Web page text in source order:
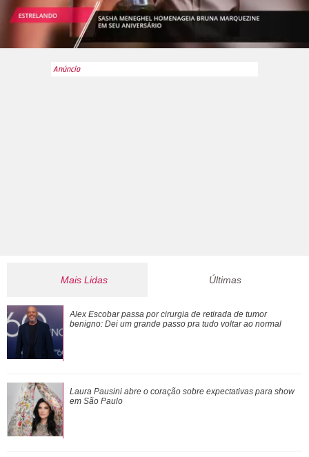
Mais Lidas
Verdadeiras xérox! Confira mães e filhas famosas que são
super parecidas
Mariana Rios revela perda gestacional após engravidar
naturalmente
Últimas
Alex Escobar passa por cirurgia de retirada de tumor
benigno: Dei um grande passo pra tudo voltar ao normal
Laura Pausini abre o coração sobre expectativas para show
em São Paulo